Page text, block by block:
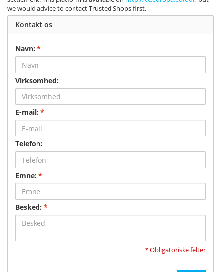
we would advice to contact Trusted Shops first.
Kontakt os
Navn: *
Virksomhed:
E-mail: *
Telefon:
Emne: *
Besked: *
* Obligatoriske felter